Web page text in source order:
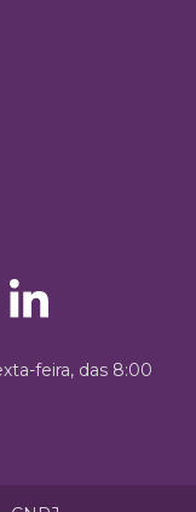
feira, das 8:00